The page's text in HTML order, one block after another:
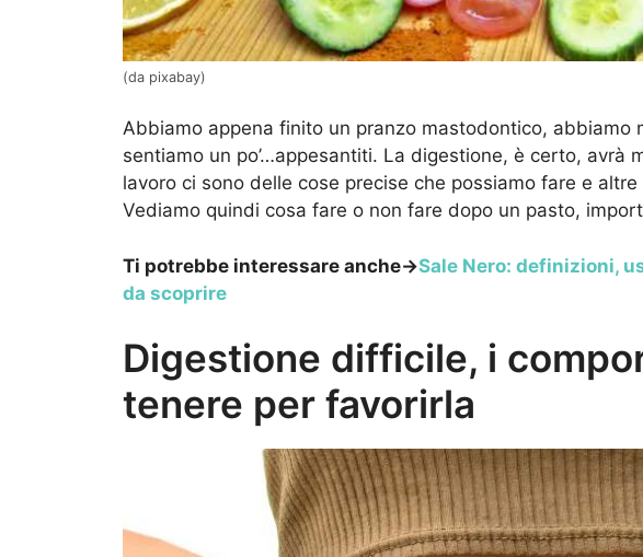
(da pixabay)
Abbiamo appena finito un pranzo mastodontico, abbiamo
sentiamo un po’…appesantiti. La digestione, è certo, avrà
lavoro ci sono delle cose precise che possiamo fare e
Vediamo quindi cosa fare o non fare dopo un pasto,
Ti potrebbe interessare anche->Sale Nero: definizioni,
da scoprire
Digestione difficile, i
tenere per favorirla